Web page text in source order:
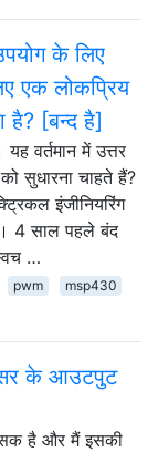
के लिए
एक लोकप्रिय
है? [बन्द है]
वर्तमान में उत्तर
सुधारना चाहते हैं?
इंजीनियरिंग
4 साल पहले बंद
…
pwm
msp430
के आउटपुट
है और मैं इसकी